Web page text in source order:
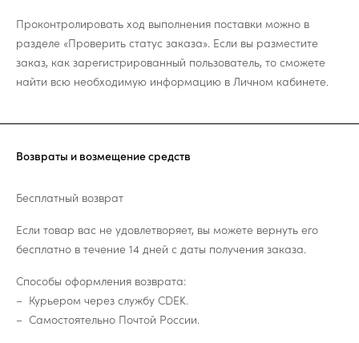
Проконтролировать ход выполнения поставки можно в
разделе «Проверить статус заказа». Если вы разместите
заказ, как зарегистрированный пользователь, то сможете
найти всю необходимую информацию в Личном кабинете.
Возвраты и возмещение средств
Бесплатный возврат
Если товар вас не удовлетворяет, вы можете вернуть его
бесплатно в течение 14 дней с даты получения заказа.
Способы оформления возврата:
Курьером через службу CDEK.
Самостоятельно Почтой России.